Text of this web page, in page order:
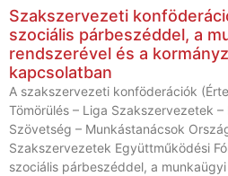
Szakszervezeti
szociális párbeszéddel, a
rendszerével és a
kapcsolatban
A szakszervezeti konföderációk
Tömörülés – Liga Szakszervezetek
Szövetség – Munkástanácsok
Szakszervezetek Együttműködési
szociális párbeszéddel, a